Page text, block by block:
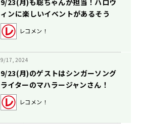
9/23(月)も聡ちゃんが担当！ハロウ
ィンに楽しいイベントがあるそう
で…？🎃👻
レコメン！
9/17, 2024
9/23(月)のゲストはシンガーソング
ライターのマハラージャンさん！
【駒木根葵汰のレコメン！】
レコメン！